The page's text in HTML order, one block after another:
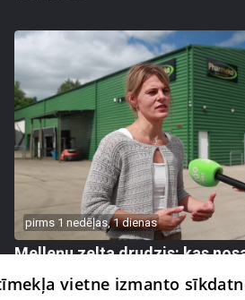
pirms 1 nedēļas, 1 dienas
Melleņu zelta drudzis: kas
409. epizodevietne izmanto